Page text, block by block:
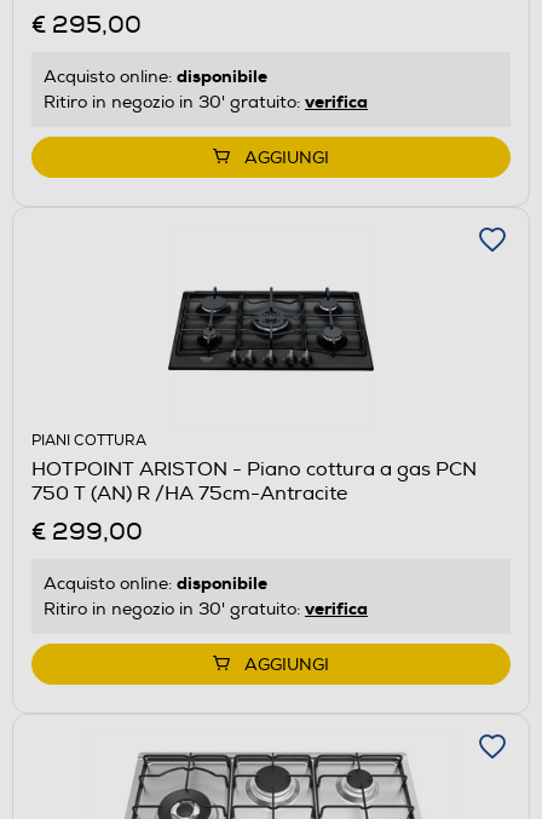
€ 295,00
Acquisto online: disponibile
Ritiro in negozio in 30' gratuito: verifica
AGGIUNGI
PIANI COTTURA
HOTPOINT ARISTON - Piano cottura a gas PCN
750 T (AN) R /HA 75cm-Antracite
€ 299,00
Acquisto online: disponibile
Ritiro in negozio in 30' gratuito: verifica
AGGIUNGI